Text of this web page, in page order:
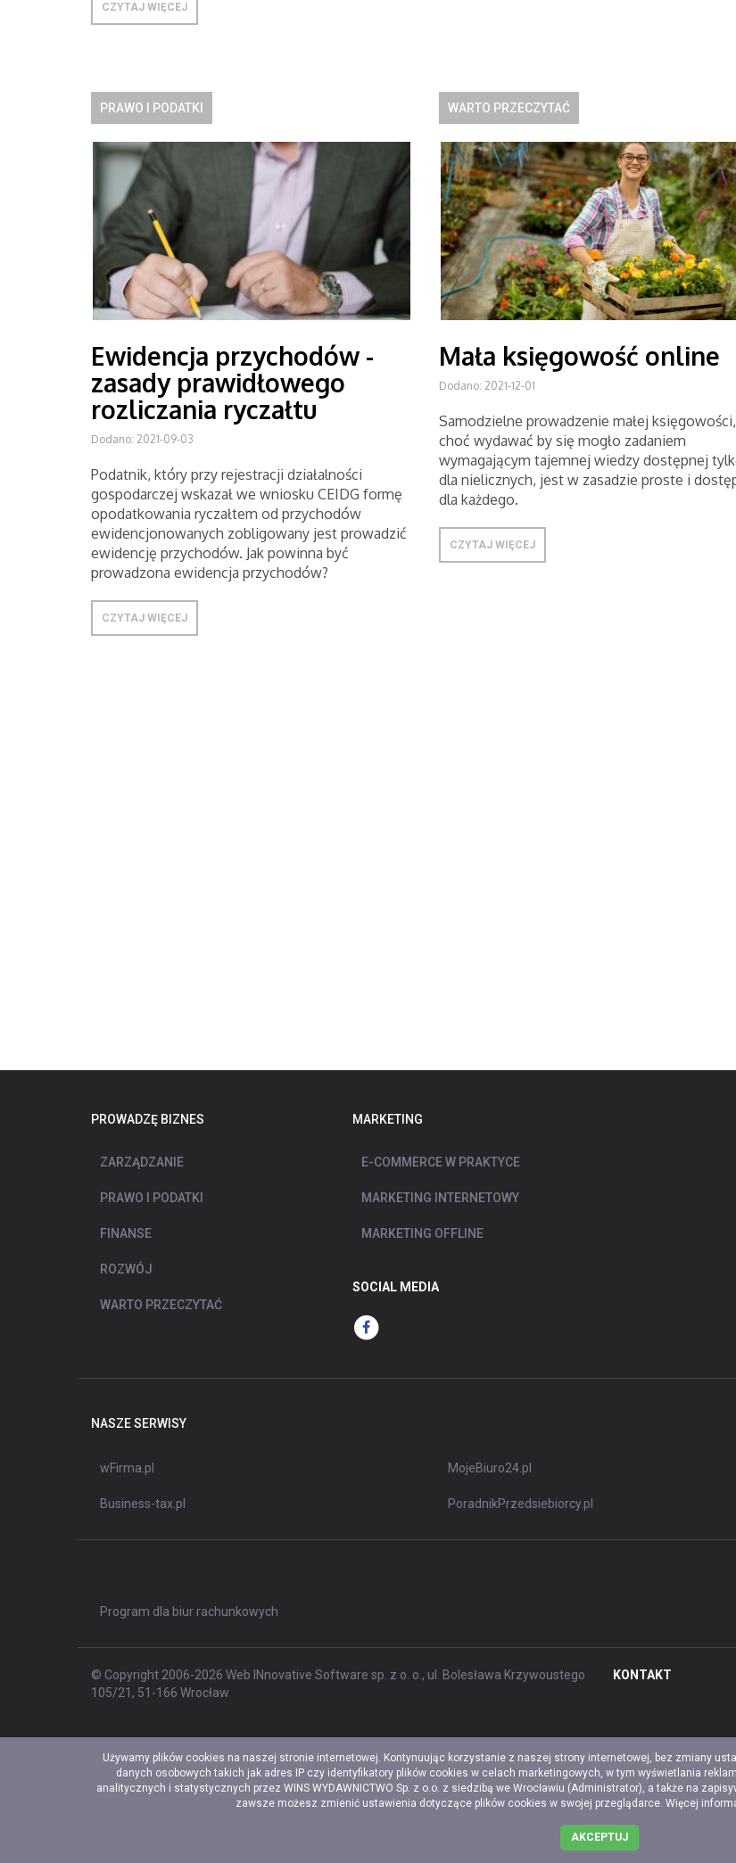
CZYTAJ WIĘCEJ
PRAWO I PODATKI
Ewidencja przychodów -
zasady prawidłowego
rozliczania ryczałtu
Dodano: 2021-09-03
Podatnik, który przy rejestracji działalności
gospodarczej wskazał we wniosku CEIDG formę
opodatkowania ryczałtem od przychodów
ewidencjonowanych zobligowany jest prowadzić
ewidencję przychodów. Jak powinna być
prowadzona ewidencja przychodów?
CZYTAJ WIĘCEJ
WARTO PRZECZYTAĆ
Mała księgowość online
Dodano: 2021-12-01
Samodzielne prowadzenie małej księgowości,
choć wydawać by się mogło zadaniem
wymagającym tajemnej wiedzy dostępnej
dla nielicznych, jest w zasadzie proste i
dla każdego.
CZYTAJ WIĘCEJ
PROWADZĘ BIZNES
ZARZĄDZANIE
PRAWO I PODATKI
FINANSE
ROZWÓJ
WARTO PRZECZYTAĆ
MARKETING
E-COMMERCE W PRAKTYCE
MARKETING INTERNETOWY
MARKETING OFFLINE
SOCIAL MEDIA
NASZE SERWISY
wFirma.pl
Business-tax.pl
MojeBiuro24.pl
PoradnikPrzedsiebiorcy.pl
Program dla biur rachunkowych
© Copyright 2006-2026 Web INnovative Software sp. z o. o., ul. Bolesława Krzywoustego
105/21, 51-166 Wrocław
KONTAKT
Używamy plików cookies na naszej stronie internetowej. Kontynuując korzystanie z naszej strony internetowej, bez zmiany
danych osobowych takich jak adres IP czy identyfikatory plików cookies w celach marketingowych, w tym wyświetlania
analitycznych i statystycznych przez WINS WYDAWNICTWO Sp. z o.o. z siedzibą we Wrocławiu (Administrator), a także na
zawsze możesz zmienić ustawienia dotyczące plików cookies w swojej przeglądarce. Więcej
AKCEPTUJ